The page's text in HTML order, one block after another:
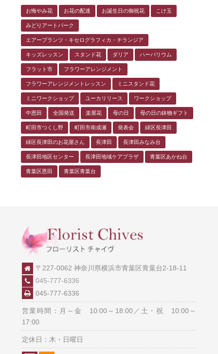
お悔やみ花 お花の配達 お誕生日の御祝花 こけ玉
みどりアートパーク
エアープランツ・キセログラフィカ・チランジア
キッズレッスン スタンド花 ダリア ハーバリウム
フラット市 フラワーアレンジメント
フラワーアレンジメントレッスン ミニスタンド花
ミニワークショップ ユーカリリース ワークショップ
中恩田 全国発送 楽屋花 母の日 母の日の鉢物ギフト
町田市つくし野 町田市南成瀬 発表会 緑区長津田
緑区長津田のお花屋さん 長津田 長津田みなみ台
長津田地区センター 長津田地域ケアプラザ 青葉区あかね台
青葉区恩田 青葉区青葉台
〒227-0062 神奈川県横浜市青葉区青葉台2-18-11
045-777-6336
045-777-6336
営業時間：月～金 10:00～18:00／土・祝 10:00～
17:00
定休日：木・日曜日